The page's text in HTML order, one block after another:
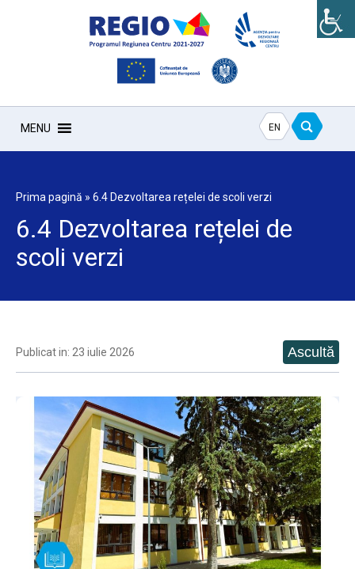
MENU EN
Prima pagină » 6.4 Dezvoltarea rețelei de scoli verzi
6.4 Dezvoltarea rețelei de
scoli verzi
Publicat in: 23 iulie 2026